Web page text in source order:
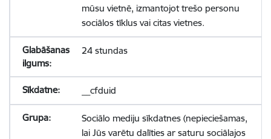
mūsu vietnē, izmantojot trešo personu
sociālos tīklus vai citas vietnes.
24 stundas
__cfduid
Sociālo mediju sīkdatnes (nepieciešamas,
lai Jūs varētu dalīties ar saturu sociālajos